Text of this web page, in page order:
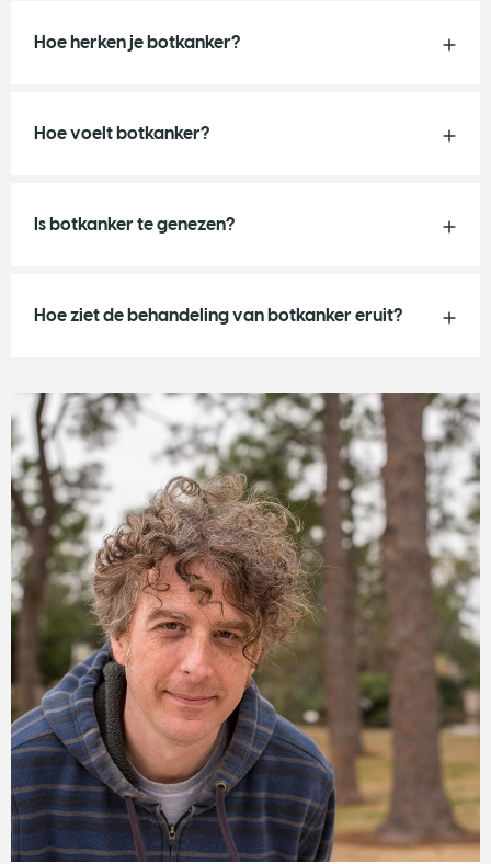
Hoe herken je botkanker?
Hoe voelt botkanker?
Is botkanker te genezen?
Hoe ziet de behandeling van botkanker eruit?